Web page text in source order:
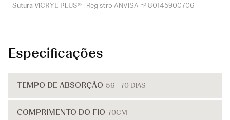
Sutura VICRYL PLUS® | Registro ANVISA nº 80145900706
Especificações
TEMPO DE ABSORÇÃO 56 - 70 DIAS
COMPRIMENTO DO FIO 70CM